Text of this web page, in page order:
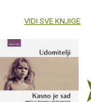
VIDI SVE KNJIGE